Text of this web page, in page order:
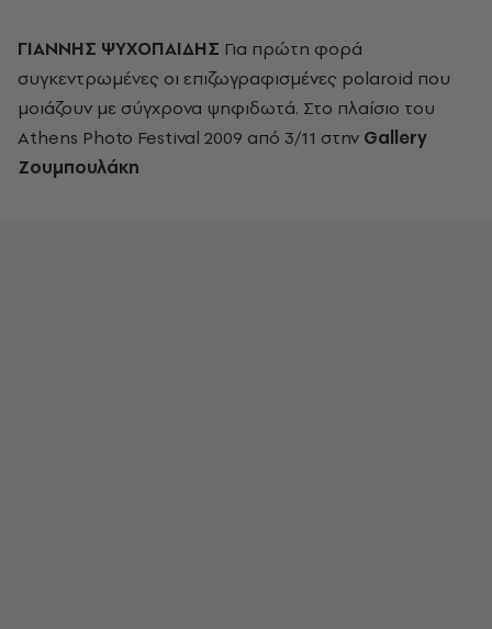
ΓΙΑΝΝΗΣ ΨΥΧΟΠΑΙΔΗΣ Για πρώτη φορά
συγκεντρωμένες οι επιζωγραφισμένες polaroid που
μοιάζουν με σύγχρονα ψηφιδωτά. Στο πλαίσιο του
Athens Photo Festival 2009 από 3/11 στην Gallery
Ζουμπουλάκη